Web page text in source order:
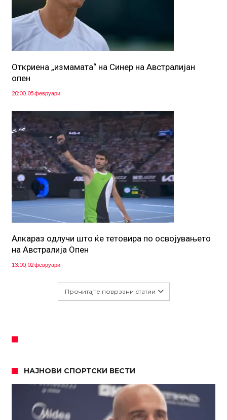
Откриена „измамата“ на Синер на Австралијан
опен
20:00, 05 февруари
Алкараз одлучи што ќе тетовира по освојувањето
на Австралија Опен
13:00, 02 февруари
Прочитајте поврзани статии
НАЈНОВИ СПОРТСКИ ВЕСТИ